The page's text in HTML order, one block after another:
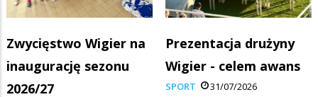
Zwycięstwo Wigier na
inaugurację sezonu
2026/27
Prezentacja drużyny
Wigier - celem awans
SPORT 31/07/2026